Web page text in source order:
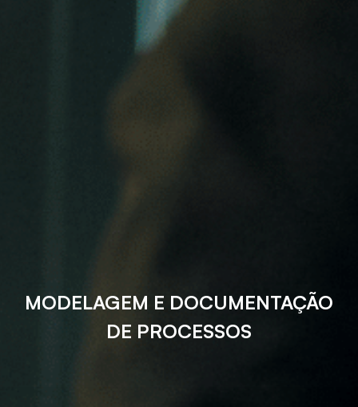
MODELAGEM E DOCUMENTAÇÃO
DE PROCESSOS